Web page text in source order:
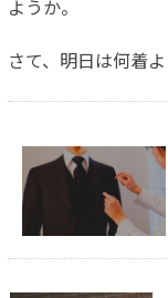
ようか。
さて、明日は何着よ